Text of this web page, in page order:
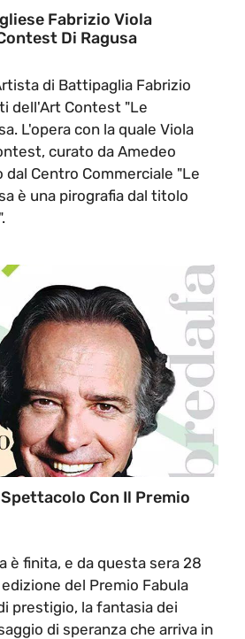
Fabrizio Viola
Di Ragusa
di Battipaglia Fabrizio
dell'Art Contest "Le
L'opera con la quale Viola
curato da Amedeo
dal Centro Commerciale "Le
è una pirografia dal titolo
Con Il Premio
è finita, e da questa sera 28
del Premio Fabula
prestigio, la fantasia dei
di speranza che arriva in